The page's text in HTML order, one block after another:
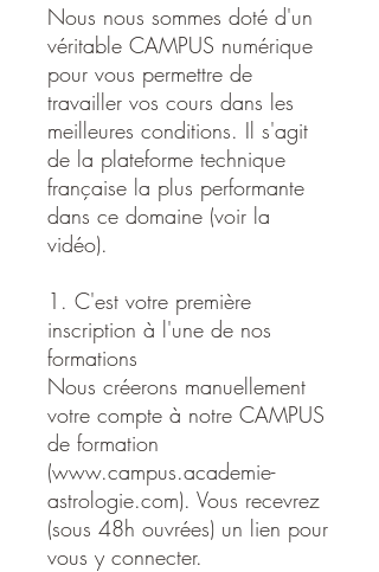
Nous nous sommes doté d'un
véritable CAMPUS numérique
pour vous permettre de
travailler vos cours dans les
meilleures conditions. Il s'agit
de la plateforme technique
française la plus performante
dans ce domaine (voir la
vidéo).
1. C'est votre première
inscription à l'une de nos
formations
Nous créerons manuellement
votre compte à notre CAMPUS
de formation
(www.campus.academie-
astrologie.com). Vous recevrez
(sous 48h ouvrées) un lien pour
vous y connecter.